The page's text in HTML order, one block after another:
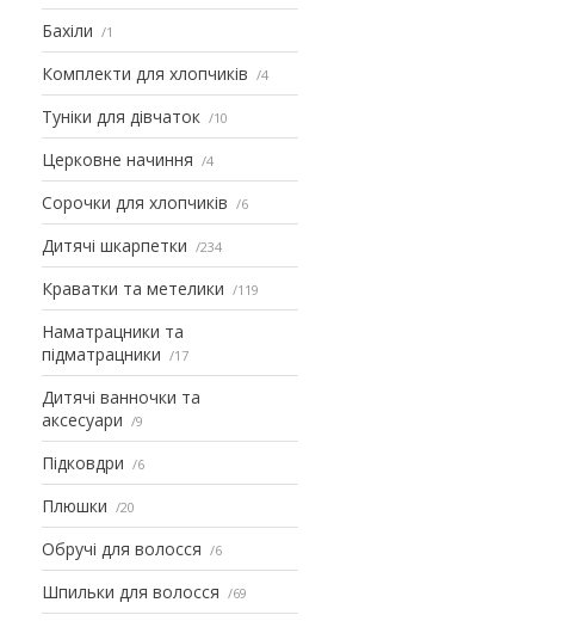
Бахіли 1
Комплекти для хлопчиків 4
Туніки для дівчаток 10
Церковне начиння 4
Сорочки для хлопчиків 6
Дитячі шкарпетки 234
Краватки та метелики 119
Наматрацники та
підматрацники
17
Дитячі ванночки та
аксесуари
9
Підковдри 6
Плюшки 20
Обручі для волосся 6
Шпильки для волосся 69